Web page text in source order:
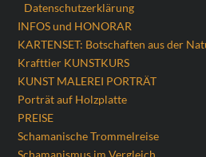
Datenschutzerklärung
INFOS und HONORAR
KARTENSET: Botschaften aus der
Krafttier KUNSTKURS
KUNST MALEREI PORTRÄT
Porträt auf Holzplatte
PREISE
Schamanische Trommelreise